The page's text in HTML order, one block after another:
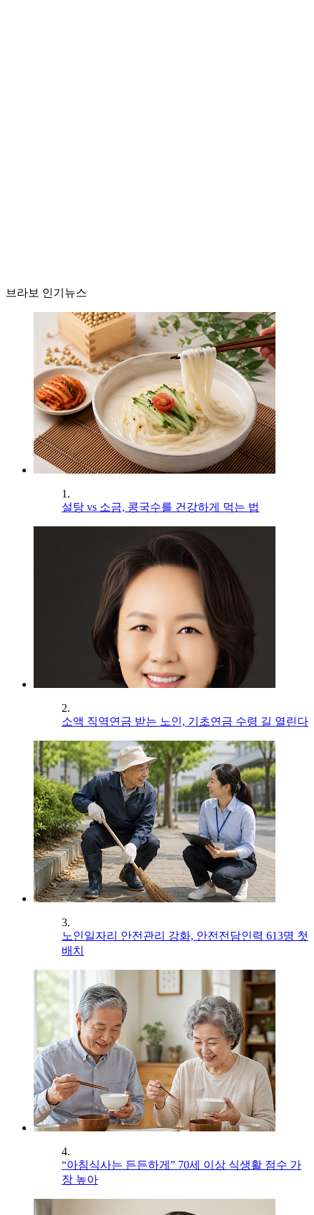
브라보 인기뉴스
1.
설탕 vs 소금, 콩국수를 건강하게 먹는 법
2.
소액 직역연금 받는 노인, 기초연금 수령 길 열린다
3.
노인일자리 안전관리 강화, 안전전담인력 613명 첫
배치
4.
“아침식사는 든든하게” 70세 이상 식생활 점수 가
장 높아